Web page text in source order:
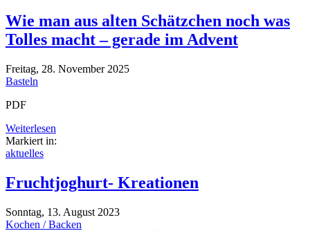
Wie man aus alten Schätzchen noch was
Tolles macht – gerade im Advent
Freitag, 28. November 2025
Basteln
PDF
Weiterlesen
Markiert in:
aktuelles
Fruchtjoghurt- Kreationen
Sonntag, 13. August 2023
Kochen / Backen